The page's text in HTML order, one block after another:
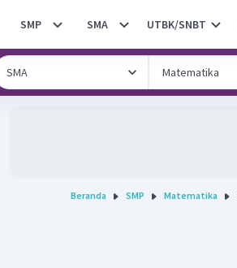
SMP SMA UTBK/SNBT
Beranda SMP Matematika